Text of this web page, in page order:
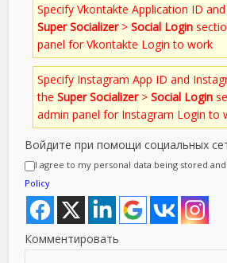
Specify Vkontakte Application ID
Super Socializer>Social Login
panel for Vkontakte Login to work
Specify Instagram App ID and
theSuper Socializer>Social Login
admin panel for Instagram Login to
Войдите при помощи социальных
I agree to my personal data being stored
Policy
Комментировать